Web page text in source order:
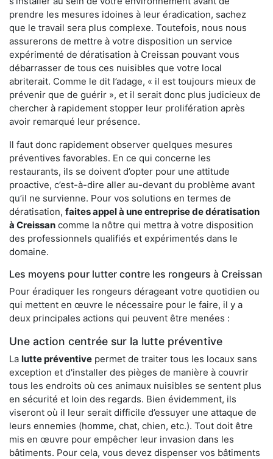
prendre les mesures idoines à leur éradication, sachez
que le travail sera plus complexe. Toutefois, nous nous
assurerons de mettre à votre disposition un service
expérimenté de dératisation à Creissan pouvant vous
débarrasser de tous ces nuisibles que votre local
abriterait. Comme le dit l’adage, « il est toujours mieux de
prévenir que de guérir », et il serait donc plus judicieux de
chercher à rapidement stopper leur prolifération après
avoir remarqué leur présence.
Il faut donc rapidement observer quelques mesures
préventives favorables. En ce qui concerne les
restaurants, ils se doivent d’opter pour une attitude
proactive, c’est-à-dire aller au-devant du problème avant
qu’il ne survienne. Pour vos solutions en termes de
dératisation, faites appel à une entreprise de dératisation
à Creissan comme la nôtre qui mettra à votre disposition
des professionnels qualifiés et expérimentés dans le
domaine.
Les moyens pour lutter contre les rongeurs à Creissan
Pour éradiquer les rongeurs dérageant votre quotidien ou
qui mettent en œuvre le nécessaire pour le faire, il y a
deux principales actions qui peuvent être menées :
Une action centrée sur la lutte préventive
La lutte préventive permet de traiter tous les locaux sans
exception et d'installer des pièges de manière à couvrir
tous les endroits où ces animaux nuisibles se sentent plus
en sécurité et loin des regards. Bien évidemment, ils
viseront où il leur serait difficile d’essuyer une attaque de
leurs ennemies (homme, chat, chien, etc.). Tout doit être
mis en œuvre pour empêcher leur invasion dans les
bâtiments. Pour cela, vous devez dispenser vos bâtiments